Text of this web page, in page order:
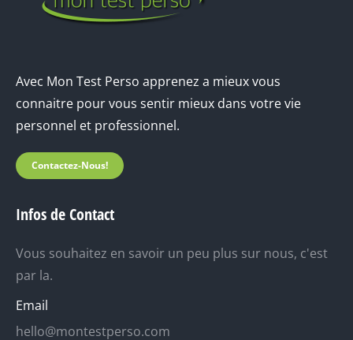
Avec Mon Test Perso apprenez a mieux vous
connaitre pour vous sentir mieux dans votre vie
personnel et professionnel.
Contactez-Nous!
Infos de Contact
Vous souhaitez en savoir un peu plus sur nous, c'est
par la.
Email
hello@montestperso.com